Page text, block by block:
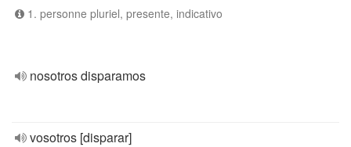
1. personne pluriel, presente, indicativo
nosotros disparamos
vosotros [disparar]